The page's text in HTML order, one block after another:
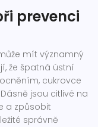
prevenci
mít významný
že špatná ústní
cukrovce
jsou citlivé na
a způsobit
správně